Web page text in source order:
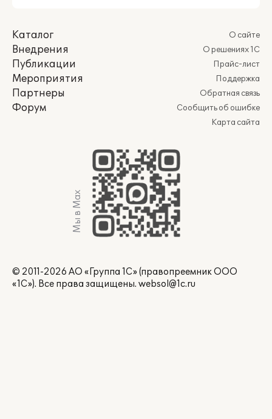
Каталог
Внедрения
Публикации
Мероприятия
Партнеры
Форум
О сайте
О решениях 1С
Прайс-лист
Поддержка
Обратная связь
Сообщить об ошибке
Карта сайта
Мы в Max
© 2011-2026 АО «Группа 1С» (правопреемник ООО
«1С»). Все права защищены. websol@1c.ru